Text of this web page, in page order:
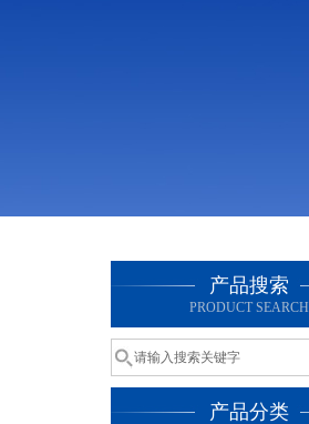
产品搜索
PRODUCT SEARCH
产品分类